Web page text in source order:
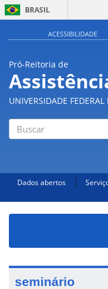
BRASIL
ACESSIBILIDADE
Pró-Reitoria de
UNIVERSIDADE
Dados abertos
seminário